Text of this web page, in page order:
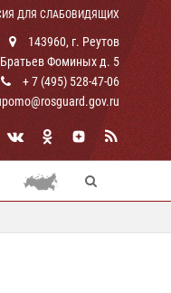
ДЛЯ СЛАБОВИДЯЩИХ
143960, г. Реутов
Фоминых д. 5
+ 7 (495) 528-47-06